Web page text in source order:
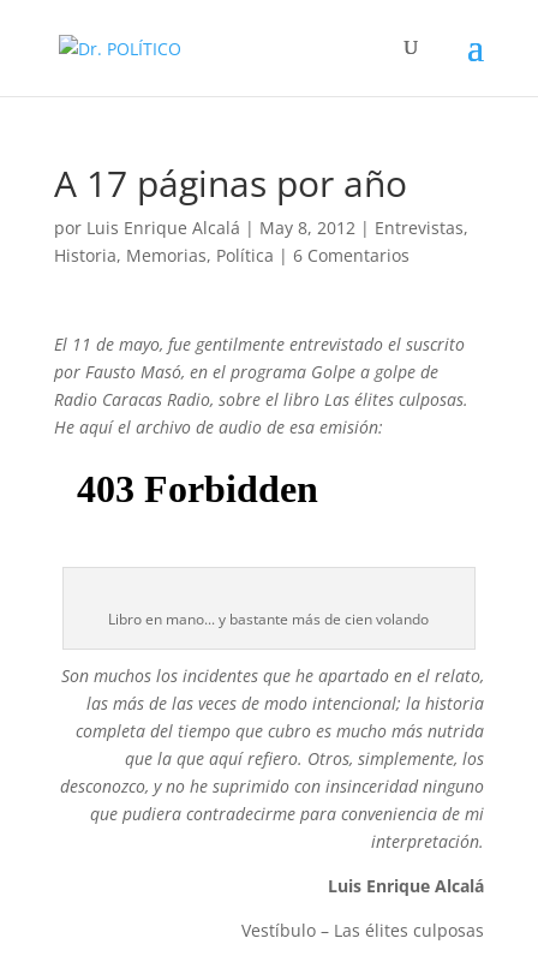
A 17 páginas por año
por Luis Enrique Alcalá | May 8, 2012| Entrevistas,
Historia, Memorias, Política | 6 Comentarios
El 11 de mayo, fue gentilmente entrevistado el suscrito
por Fausto Masó, en el programa Golpe a golpe de
Radio Caracas Radio, sobre el libro Las élites culposas.
He aquí el archivo de audio de esa emisión:
Libro en mano... y bastante más de cien volando
Son muchos los incidentes que he apartado en el relato,
las más de las veces de modo intencional; la historia
completa del tiempo que cubro es mucho más nutrida
que la que aquí refiero. Otros, simplemente, los
desconozco, y no he suprimido con insinceridad ninguno
que pudiera contradecirme para conveniencia de mi
interpretación.
Luis Enrique Alcalá
Vestíbulo – Las élites culposas